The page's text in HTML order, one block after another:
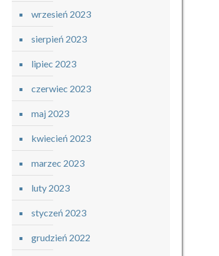
wrzesień 2023
sierpień 2023
lipiec 2023
czerwiec 2023
maj 2023
kwiecień 2023
marzec 2023
luty 2023
styczeń 2023
grudzień 2022